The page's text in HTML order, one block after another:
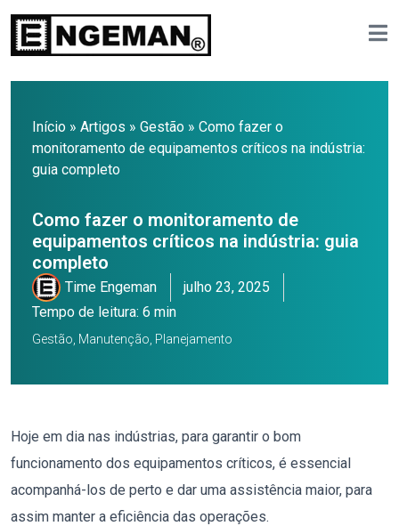
Início » Artigos » Gestão » Como fazer o
monitoramento de equipamentos críticos na indústria:
guia completo
Como fazer o monitoramento de
equipamentos críticos na indústria: guia
completo
Time Engeman
julho 23, 2025
Tempo de leitura: 6 min
Gestão Manutenção Planejamento
Hoje em dia nas indústrias, para garantir o bom
funcionamento dos equipamentos críticos, é essencial
acompanhá-los de perto e dar uma assistência maior, para
assim manter a eficiência das operações.